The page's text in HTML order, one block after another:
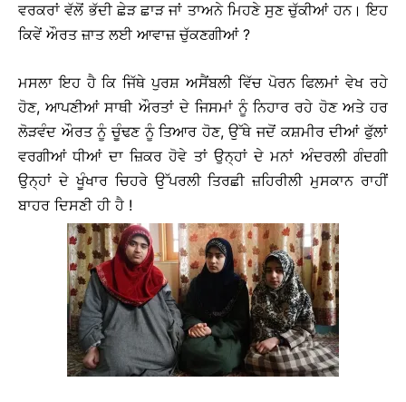
ਵਰਕਰਾਂ ਵੱਲੋਂ ਭੱਦੀ ਛੇੜ ਛਾੜ ਜਾਂ ਤਾਅਨੇ ਮਿਹਣੇ ਸੁਣ ਚੁੱਕੀਆਂ ਹਨ। ਇਹ
ਕਿਵੇਂ ਔਰਤ ਜ਼ਾਤ ਲਈ ਆਵਾਜ਼ ਚੁੱਕਣਗੀਆਂ ?
ਮਸਲਾ ਇਹ ਹੈ ਕਿ ਜਿੱਥੇ ਪੁਰਸ਼ ਅਸੈਂਬਲੀ ਵਿੱਚ ਪੋਰਨ ਫਿਲਮਾਂ ਵੇਖ ਰਹੇ
ਹੋਣ, ਆਪਣੀਆਂ ਸਾਥੀ ਔਰਤਾਂ ਦੇ ਜਿਸਮਾਂ ਨੂੰ ਨਿਹਾਰ ਰਹੇ ਹੋਣ ਅਤੇ ਹਰ
ਲੋੜਵੰਦ ਔਰਤ ਨੂੰ ਚੂੰਢਣ ਨੂੰ ਤਿਆਰ ਹੋਣ, ਉੱਥੇ ਜਦੋਂ ਕਸ਼ਮੀਰ ਦੀਆਂ ਫੁੱਲਾਂ
ਵਰਗੀਆਂ ਧੀਆਂ ਦਾ ਜ਼ਿਕਰ ਹੋਵੇ ਤਾਂ ਉਨ੍ਹਾਂ ਦੇ ਮਨਾਂ ਅੰਦਰਲੀ ਗੰਦਗੀ
ਉਨ੍ਹਾਂ ਦੇ ਖੂੰਖਾਰ ਚਿਹਰੇ ਉੱਪਰਲੀ ਤਿਰਛੀ ਜ਼ਹਿਰੀਲੀ ਮੁਸਕਾਨ ਰਾਹੀਂ
ਬਾਹਰ ਦਿਸਣੀ ਹੀ ਹੈ !